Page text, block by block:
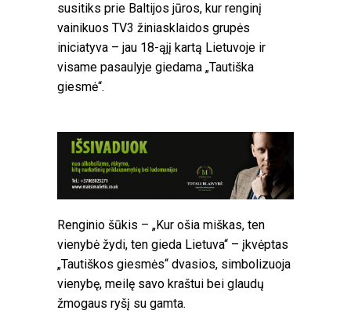
susitiks prie Baltijos jūros, kur renginį
vainikuos TV3 žiniasklaidos grupės
iniciatyva – jau 18-ąjį kartą Lietuvoje ir
visame pasaulyje giedama „Tautiška
giesmė“.
Renginio šūkis – „Kur ošia miškas, ten
vienybė žydi, ten gieda Lietuva“ – įkvėptas
„Tautiškos giesmės“ dvasios, simbolizuoja
vienybę, meilę savo kraštui bei glaudų
žmogaus ryšį su gamta.